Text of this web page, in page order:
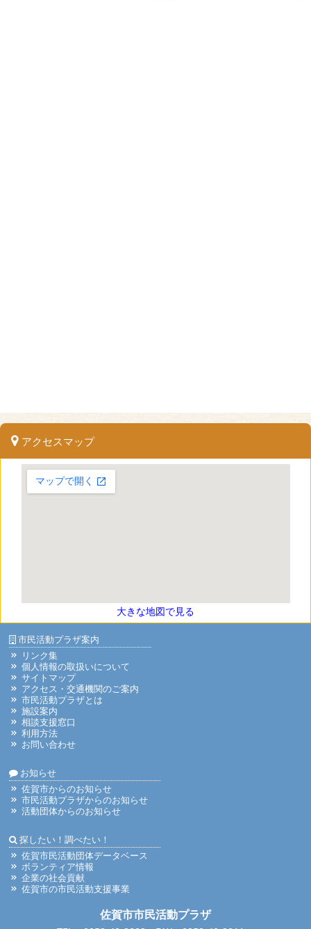
アクセスマップ
大きな地図で見る
市民活動プラザ案内
リンク集
個人情報の取扱いについて
サイトマップ
アクセス・交通機関のご案内
市民活動プラザとは
施設案内
相談支援窓口
利用方法
お問い合わせ
お知らせ
佐賀市からのお知らせ
市民活動プラザからのお知らせ
活動団体からのお知らせ
探したい！調べたい！
佐賀市民活動団体データベース
ボランティア情報
企業の社会貢献
佐賀市の市民活動支援事業
佐賀市市民活動プラザ